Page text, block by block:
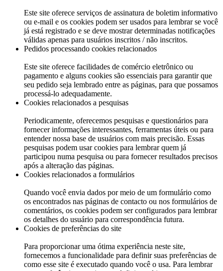
Este site oferece serviços de assinatura de boletim informativo
ou e-mail e os cookies podem ser usados ​​para lembrar se você
já está registrado e se deve mostrar determinadas notificações
válidas apenas para usuários inscritos / não inscritos.
Pedidos processando cookies relacionados
Este site oferece facilidades de comércio eletrônico ou
pagamento e alguns cookies são essenciais para garantir que
seu pedido seja lembrado entre as páginas, para que possamos
processá-lo adequadamente.
Cookies relacionados a pesquisas
Periodicamente, oferecemos pesquisas e questionários para
fornecer informações interessantes, ferramentas úteis ou para
entender nossa base de usuários com mais precisão. Essas
pesquisas podem usar cookies para lembrar quem já
participou numa pesquisa ou para fornecer resultados precisos
após a alteração das páginas.
Cookies relacionados a formulários
Quando você envia dados por meio de um formulário como
os encontrados nas páginas de contacto ou nos formulários de
comentários, os cookies podem ser configurados para lembrar
os detalhes do usuário para correspondência futura.
Cookies de preferências do site
Para proporcionar uma ótima experiência neste site,
fornecemos a funcionalidade para definir suas preferências de
como esse site é executado quando você o usa. Para lembrar